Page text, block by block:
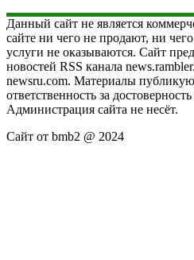
Данный сайт не является
сайте ни чего не продают, ни
услуги не оказываются. Сайт
новостей RSS канала
newsru.com. Материалы
ответственность за
Администрация сайта не несёт.
Сайт от bmb2 @ 2024